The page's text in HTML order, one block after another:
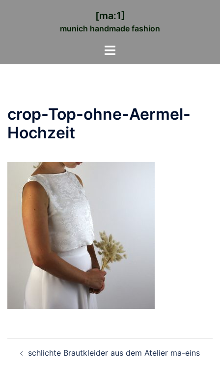
[ma:1]
munich handmade fashion
Menü
crop-Top-ohne-Aermel-
Hochzeit
schlichte Brautkleider aus dem Atelier ma-eins